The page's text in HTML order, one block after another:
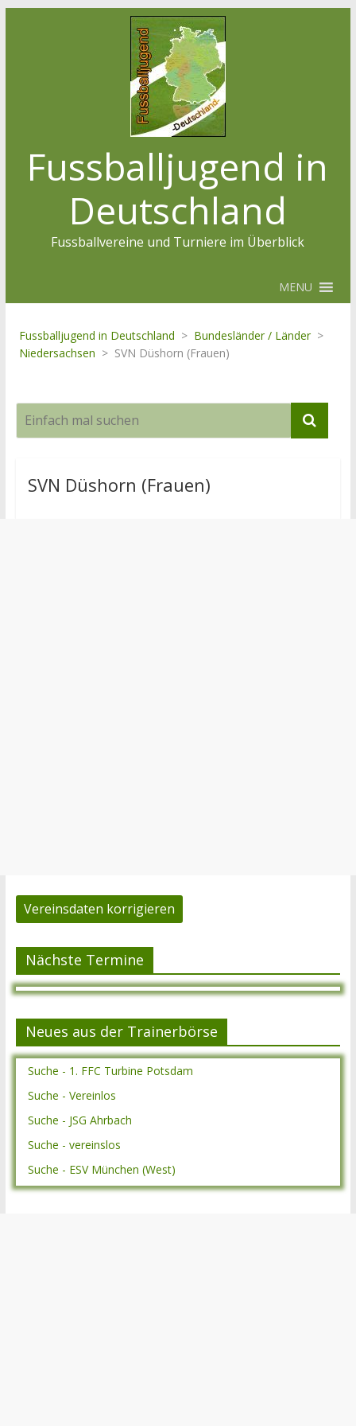
Fussballjugend in
Deutschland
Fussballvereine und Turniere im Überblick
MENU
Fussballjugend in Deutschland > Bundesländer / Länder >
Niedersachsen > SVN Düshorn (Frauen)
SVN Düshorn (Frauen)
Vereinsdaten korrigieren
Nächste Termine
Neues aus der Trainerbörse
Suche - 1. FFC Turbine Potsdam
Suche - Vereinlos
Suche - JSG Ahrbach
Suche - vereinslos
Suche - ESV München (West)